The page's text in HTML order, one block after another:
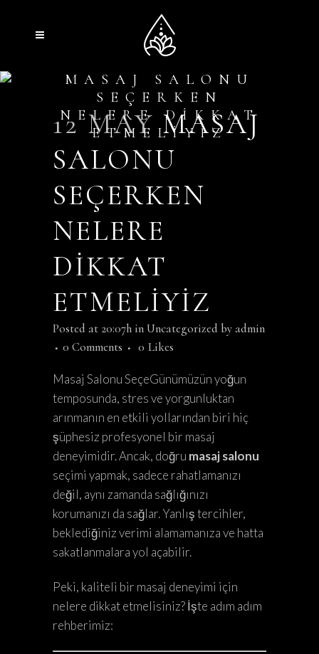
MASAJ SALONU
SEÇERKEN
NELERE DIKKAT
ETMELIYIZ
12 MAYMASAJ
SALONU
SEÇERKEN
NELERE
DIKKAT
ETMELIYIZ
Posted at 20:07h inUncategorized byadmin
0 Comments
0 Likes
Masaj Salonu SeçeGünümüzün yoğun
temposunda, stres ve yorgunluktan
arınmanın en etkili yollarından biri hiç
şüphesiz profesyonel bir masaj
deneyimidir. Ancak, doğru masaj salonu
seçimi yapmak, sadece rahatlamanızı
değil, aynı zamanda sağlığınızı
korumanızı da sağlar. Yanlış tercihler,
beklediğiniz verimi alamamanıza ve hatta
sakatlanmalara yol açabilir.
Peki, kaliteli bir masaj deneyimi için
nelere dikkat etmelisiniz? İşte adım adım
rehberimiz: